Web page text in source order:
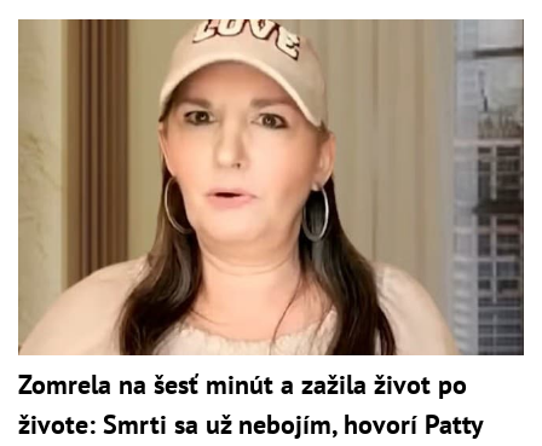
Zomrela na šesť minút a zažila život po
živote: Smrti sa už nebojím, hovorí Patty